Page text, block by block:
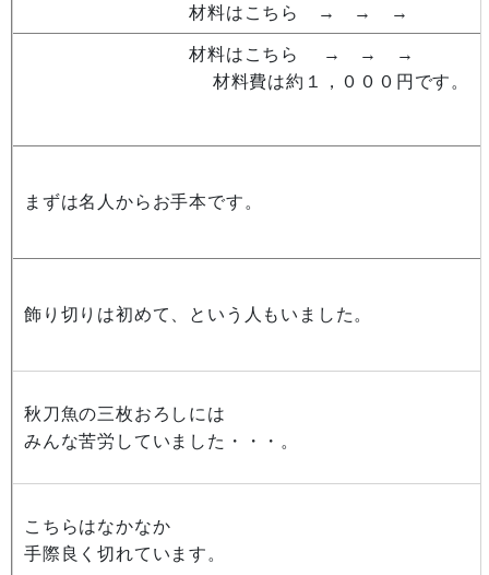
材料はこちら → → →
材料はこちら → → →
材料費は約１，０００円です。
まずは名人からお手本です。
飾り切りは初めて、という人もいました。
秋刀魚の三枚おろしには
みんな苦労していました・・・。
こちらはなかなか
手際良く切れています。